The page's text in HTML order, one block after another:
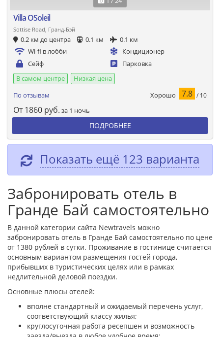
Villa OSoleil
Sottise Road, Гранд-Бэй
0.2 км до центра 0.1 км
0.1 км
Wi-fi в лобби
Кондиционер
Сейф
Парковка
В самом центре
Низкая цена
По отзывам
Хорошо 7.8 / 10
От 1860 руб. за 1 ночь
ПОДРОБНЕЕ
Показать ещё 123 варианта
Забронировать отель в
Гранде Бай самостоятельно
В данной категории сайта Newtravels можно
забронировать отель в Гранде Бай самостоятельно по цене
от 1380 рублей в сутки. Проживание в гостинице считается
основным вариантом размещения гостей города,
прибывших в туристических целях или в рамках
недлительной деловой поездки.
Основные плюсы отелей:
вполне стандартный и ожидаемый перечень услуг,
соответствующий классу жилья;
круглосуточная работа ресепшен и возможность